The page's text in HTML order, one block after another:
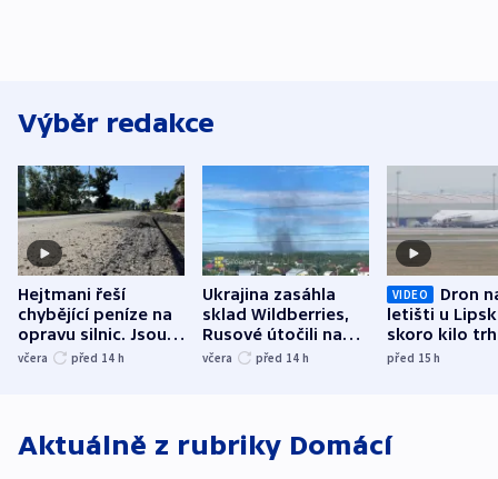
Výběr redakce
Hejtmani řeší
chybějící peníze na
opravu silnic. Jsou
nenárokové, namítá
včera před 14 h
Ukrajina zasáhla
sklad Wildberries,
Rusové útočili na
trh, hasiče či
včera před 14 h
VIDEO
Dron
letišti u
skoro kilo
indicie
před 15h
Aktuálně z rubriky Domácí